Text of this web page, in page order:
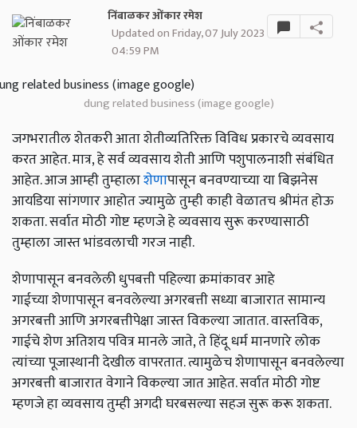
निंबाळकर ओंकार रमेश
Updated on Friday, 07 July 2023
04:59 PM
dung related business (image google)
जगभरातील शेतकरी आता शेतीव्यतिरिक्त विविध प्रकारचे व्यवसाय
करत आहेत. मात्र, हे सर्व व्यवसाय शेती आणि पशुपालनाशी संबंधित
आहेत. आज आम्‍ही तुम्‍हालाशेणापासून बनवण्‍याच्‍या या बिझनेस
आयडिया सांगणार आहोत ज्यामुळे तुम्‍ही काही वेळातच श्रीमंत होऊ
शकता. सर्वात मोठी गोष्ट म्हणजे हे व्यवसाय सुरू करण्यासाठी
तुम्हाला जास्त भांडवलाची गरज नाही.
शेणापासून बनवलेली धुपबत्ती पहिल्या क्रमांकावर आहे
गाईच्या शेणापासून बनवलेल्या अगरबत्ती सध्या बाजारात सामान्य
अगरबत्ती आणि अगरबत्तीपेक्षा जास्त विकल्या जातात. वास्तविक,
गाईचे शेण अतिशय पवित्र मानले जाते, ते हिंदू धर्म मानणारे लोक
त्यांच्या पूजास्थानी देखील वापरतात. त्यामुळेच शेणापासून बनवलेल्या
अगरबत्ती बाजारात वेगाने विकल्या जात आहेत. सर्वात मोठी गोष्ट
म्हणजे हा व्यवसाय तुम्ही अगदी घरबसल्या सहज सुरू करू शकता.